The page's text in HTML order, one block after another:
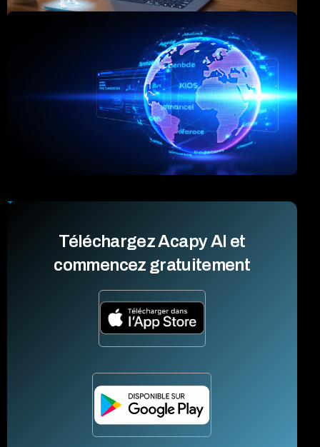
Comment rédiger des emails professionnels parfaits
grâce à l’IA
TRADUCTION & COMMUNICATION
barrières linguistiques
12 MARCH 2020
Téléchargez Acapy AI et
commencez gratuitement